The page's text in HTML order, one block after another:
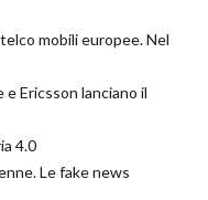
mobili europee. Nel
Ericsson lanciano il
4.0
Le fake news